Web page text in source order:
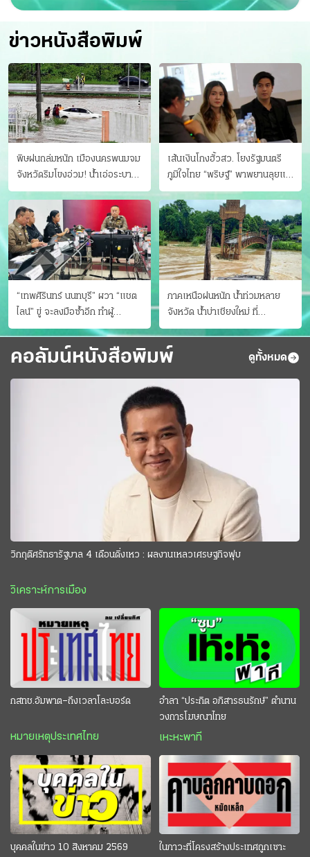
ข่าวหนังสือพิมพ์
พิษฝนถล่มหนัก เมืองนครพนมจม
จังหวัดริมโขงอ่วม! นํ้าเอ่อระบาย
ไม่ทัน แม่ปิงทะลักล้น
เส้นเงินโกงฮั้วสว. โยงรัฐมนตรี
ภูมิใจไทย “พริษฐ์” พาพยานลุยแฉ
มีโอนให้คนกกต.ด้วย
“เทพศิรินทร์ นนทบุรี” ผวา “แชต
ไลน์” ขู่ จะลงมือซ้ำอีก ทําผู้
ปกครองแตกตื่นแจ้งตำรวจ
ภาคเหนือฝนหนัก น้ำท่วมหลาย
จังหวัด นํ้าบ่าเชียงใหม่ ที่
แม่ฮ่องสอน ซัดสะพานขาด
คอลัมน์หนังสือพิมพ์ ดูทั้งหมด
วิกฤติศรัทธารัฐบาล 4 เดือนดิ่งเหว : ผลงานเหลวเศรษฐกิจฟุบ
วิเคราะห์การเมือง
กสทช.อัมพาต–ถึงเวลาโละบอร์ด
หมายเหตุประเทศไทย
อำลา “ประกิต อภิสารธนรักษ์” ตำนาน
วงการโฆษณาไทย
เหะหะพาที
บุคคลในข่าว 10 สิงหาคม 2569
ในภาวะที่โครงสร้างประเทศถูกเซาะ